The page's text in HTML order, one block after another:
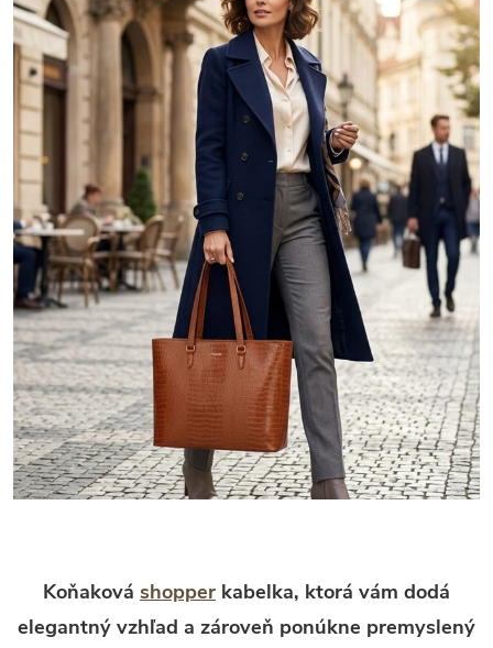
Koňaková shopper kabelka, ktorá vám dodá
elegantný vzhľad a zároveň ponúkne premyslený